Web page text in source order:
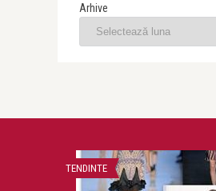
Arhive
TENDINTE